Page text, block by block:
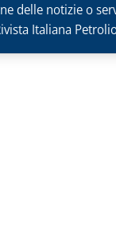
delle notizie o
Italiana